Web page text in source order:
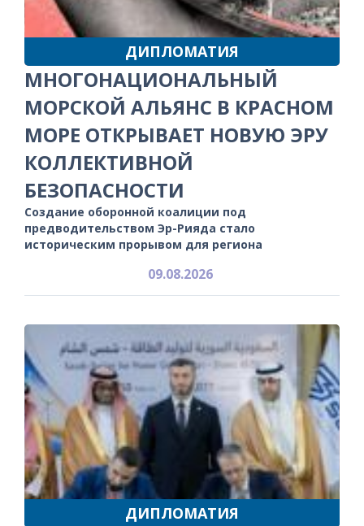
ДИПЛОМАТИЯ
МНОГОНАЦИОНАЛЬНЫЙ
МОРСКОЙ АЛЬЯНС В КРАСНОМ
МОРЕ ОТКРЫВАЕТ НОВУЮ ЭРУ
КОЛЛЕКТИВНОЙ
БЕЗОПАСНОСТИ
Создание оборонной коалиции под
предводительством Эр-Рияда стало
историческим прорывом для региона
09.08.2026
ДИПЛОМАТИЯ